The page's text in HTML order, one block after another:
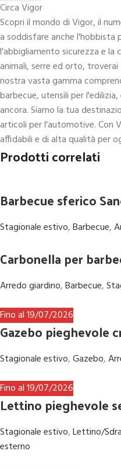
Circa Vigor
Scopri il mondo di Vigor, il
a soddisfare anche l'hobbista
l'abbigliamento sicurezza e
animali, serre ed orto,
nostra vasta gamma
barbecue, utensili per
ancora. Siamo la tua
articoli per l'automotive. Con
affidabili e di alta qualità per
Prodotti correlati
Barbecue sferico
Stagionale estivo,Barbecue,
Carbonella per
Arredo giardino,Barbecue,
Fino al 19/07/2026
Gazebo pieghevole
Stagionale estivo,Gazebo,
Fino al 19/07/2026
Lettino pieghevole
Stagionale estivo,Lettino/
esterno